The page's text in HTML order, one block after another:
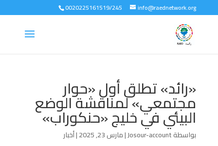
0020225161519/245 info@raednetwork.org
«رائد» تطلق أول «حوار
مجتمعي» لمناقشة الوضع
البيئي في خليج «حنكوراب»
بواسطةJosour-account
|مارس 23, 2025 |أخبار